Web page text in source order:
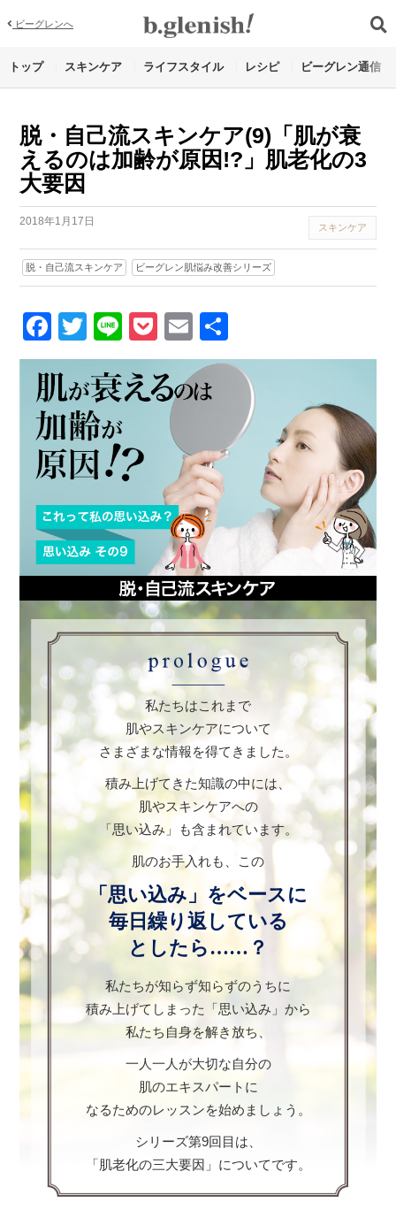
ビーグレンへ
トップ スキンケア ライフスタイル レシピ ビーグレン通信
脱・自己流スキンケア(9)「肌が衰
えるのは加齢が原因!?」︎肌老化の3
大要因
2018年1月17日 スキンケア
脱・自己流スキンケア ビーグレン肌悩み改善シリーズ
Facebook
Twitter
LinePocket
Email
私たちはこれまで
肌やスキンケアについて
さまざまな情報を得てきました。
積み上げてきた知識の中には、
肌やスキンケアへの
「思い込み」も含まれています。
肌のお手入れも、この
「思い込み」をベースに
毎日繰り返している
としたら……？
私たちが知らず知らずのうちに
積み上げてしまった「思い込み」から
私たち自身を解き放ち、
一人一人が大切な自分の
肌のエキスパートに
なるためのレッスンを始めましょう。
シリーズ第9回目は、
「肌老化の三大要因」についてです。